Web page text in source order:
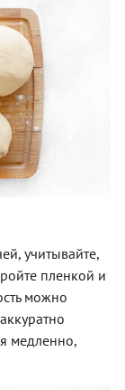
учитывайте,
пленкой и
можно
медленно,